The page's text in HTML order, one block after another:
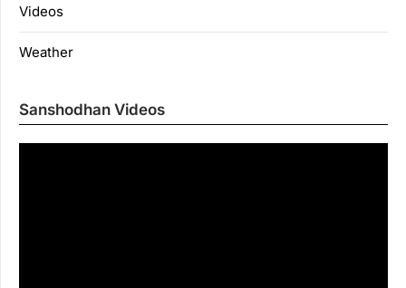
Videos
Weather
Sanshodhan Videos